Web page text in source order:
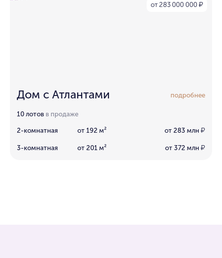
от 283 000 000 ₽
Дом с Атлантами подробнее
10 лотов в продаже
2-комнатная от 192 м² от 283 млн ₽
3-комнатная от 201 м² от 372 млн ₽